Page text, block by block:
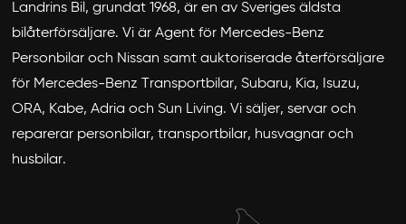
Landrins Bil, grundat 1968, är en av Sveriges äldsta
bilåterförsäljare. Vi är Agent för Mercedes-Benz
Personbilar och Nissan samt auktoriserade återförsäljare
för Mercedes-Benz Transportbilar, Subaru, Kia, Isuzu,
ORA, Kabe, Adria och Sun Living. Vi säljer, servar och
reparerar personbilar, transportbilar, husvagnar och
husbilar.